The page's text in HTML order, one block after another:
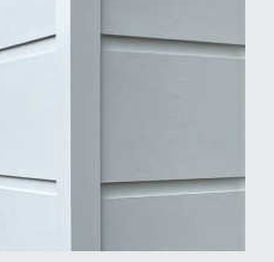
Retailer Other